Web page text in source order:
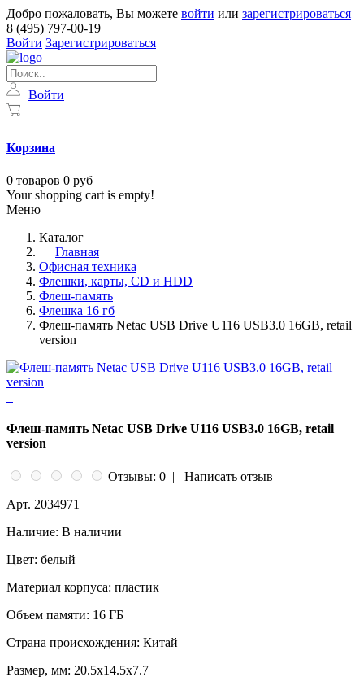
Добро пожаловать, Вы можете войти или зарегистрироваться
8 (495) 797-00-19
Войти Зарегистрироваться
Войти
Корзина
0 товаров 0 руб
Your shopping cart is empty!
Меню
Каталог
Главная
Офисная техника
Флешки, карты, CD и HDD
Флеш-память
Флешка 16 гб
Флеш-память Netac USB Drive U116 USB3.0 16GB, retail
version
Флеш-память Netac USB Drive U116 USB3.0 16GB, retail
version
Отзывы: 0 |
Написать отзыв
Арт. 2034971
Наличие: В наличии
Цвет: белый
Материал корпуса: пластик
Объем памяти: 16 ГБ
Страна происхождения: Китай
Размер, мм: 20.5x14.5x7.7